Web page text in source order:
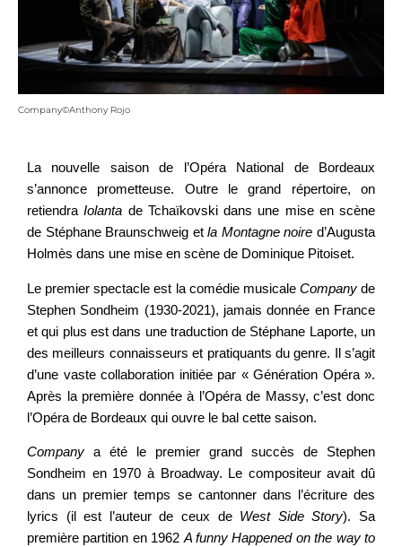
Company©Anthony Rojo
La nouvelle saison de l’Opéra National de Bordeaux
s’annonce prometteuse. Outre le grand répertoire, on
retiendraIolanta de Tchaïkovski dans une mise en scène
de Stéphane Braunschweig etla Montagne noire d’Augusta
Holmès dans une mise en scène de Dominique Pitoiset.
Le premier spectacle est la comédie musicale Companyde
Stephen Sondheim (1930-2021), jamais donnée en France
et qui plus est dans une traduction de Stéphane Laporte, un
des meilleurs connaisseurs et pratiquants du genre. Il s’agit
d’une vaste collaboration initiée par « Génération Opéra ».
Après la première donnée à l’Opéra de Massy, c’est donc
l’Opéra de Bordeaux qui ouvre le bal cette saison.
Company a été le premier grand succès de Stephen
Sondheim en 1970 à Broadway. Le compositeur avait dû
dans un premier temps se cantonner dans l’écriture des
lyrics (il est l’auteur de ceux de West Side Story). Sa
première partition en 1962 A funny Happened on the way to